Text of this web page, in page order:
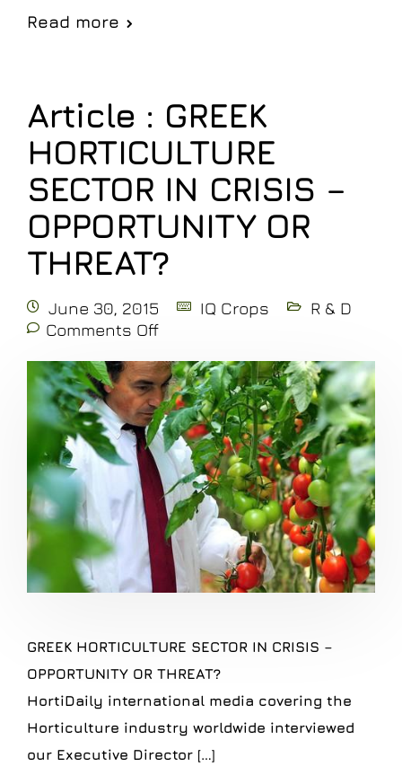
Read more
Article : GREEK
HORTICULTURE
SECTOR IN CRISIS –
OPPORTUNITY OR
THREAT?
June 30, 2015 IQ Crops
R & D
Comments Off
GREEK HORTICULTURE SECTOR IN CRISIS –
OPPORTUNITY OR THREAT?
HortiDaily international media covering the
Horticulture industry worldwide interviewed
our Executive Director […]